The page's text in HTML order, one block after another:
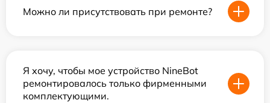
Можно ли присутствовать при ремонте?
Я хочу, чтобы мое устройство NineBot
ремонтировалось только фирменными
комплектующими.